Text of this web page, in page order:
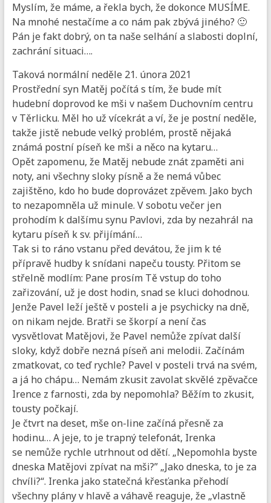
Myslím, že máme, a řekla bych, že dokonce MUSÍME.
Na mnohé nestačíme a co nám pak zbývá jiného? 🙂
Pán je fakt dobrý, on ta naše selhání a slabosti doplní,
zachrání situaci….
Taková normální neděle 21. února 2021
Prostřední syn Matěj počítá s tím, že bude mít
hudební doprovod ke mši v našem Duchovním centru
v Těrlicku. Měl ho už vícekrát a ví, že je postní neděle,
takže jistě nebude velký problém, prostě nějaká
známá postní píseň ke mši a něco na kytaru…
Opět zapomenu, že Matěj nebude znát zpaměti ani
noty, ani všechny sloky písně a že nemá vůbec
zajištěno, kdo ho bude doprovázet zpěvem. Jako bych
to nezapomněla už minule. V sobotu večer jen
prohodím k dalšímu synu Pavlovi, zda by nezahrál na
kytaru píseň k sv. přijímání…
Tak si to ráno vstanu před devátou, že jim k té
přípravě hudby k snídani napeču tousty. Přitom se
střelně modlím: Pane prosím Tě vstup do toho
zařizování, už je dost hodin, snad se kluci dohodnou.
Jenže Pavel leží ještě v posteli a je psychicky na dně,
on nikam nejde. Bratři se škorpí a není čas
vysvětlovat Matějovi, že Pavel nemůže zpívat další
sloky, když dobře nezná píseň ani melodii. Začínám
zmatkovat, co teď rychle? Pavel v posteli trvá na svém,
a já ho chápu… Nemám zkusit zavolat skvělé zpěvačce
Irence z farnosti, zda by nepomohla? Běžím to zkusit,
tousty počkají.
Je čtvrt na deset, mše on-line začíná přesně za
hodinu… A jeje, to je trapný telefonát, Irenka
se nemůže rychle utrhnout od dětí. „Nepomohla byste
dneska Matějovi zpívat na mši?” „Jako dneska, to je za
chvíli?“. Irenka jako statečná křesťanka přehodí
všechny plány v hlavě a váhavě reaguje, že „vlastně